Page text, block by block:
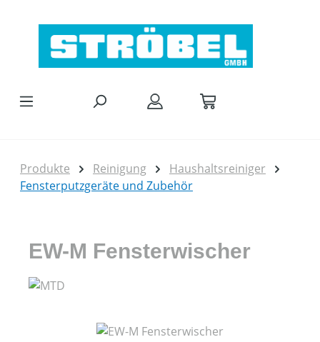
Produkte Reinigung
Haushaltsreiniger
Fensterputzgeräte und Zubehör
EW-M Fensterwischer
Bildergalerie überspringen